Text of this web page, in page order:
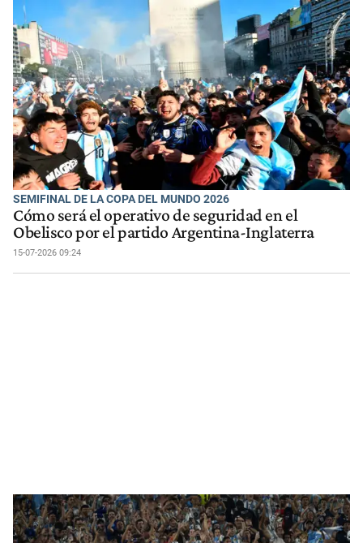
SEMIFINAL DE LA COPA DEL MUNDO 2026
Cómo será el operativo de seguridad en el
Obelisco por el partido Argentina-Inglaterra
15-07-2026 09:24